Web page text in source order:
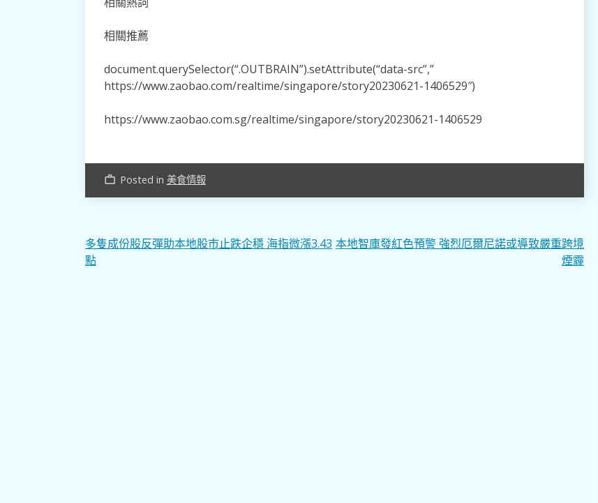
相關推薦
document.querySelector(“.OUTBRAIN”).setAttribute(“data-src”,”
https://www.zaobao.com/realtime/singapore/story20230621-1406529″)
https://www.zaobao.com.sg/realtime/singapore/story20230621-1406529
work_outline Posted in 美食情報
文
章
多隻成份股反彈助本地股市止跌企穩 海指微漲3.43
點
本地智庫發紅色預警 強烈厄爾尼諾或導致嚴重跨境
煙霾